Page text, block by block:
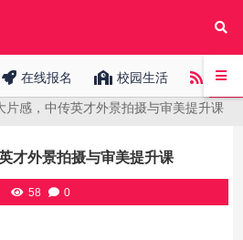
在线报名 校园生活 中传
片感，中传英才外景拍摄与审美提升课
才外景拍摄与审美提升课
58 0